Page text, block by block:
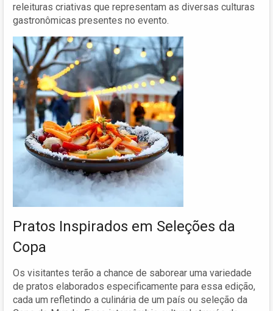
releituras criativas que representam as diversas culturas
gastronômicas presentes no evento.
Pratos Inspirados em Seleções da
Copa
Os visitantes terão a chance de saborear uma variedade
de pratos elaborados especificamente para essa edição,
cada um refletindo a culinária de um país ou seleção da